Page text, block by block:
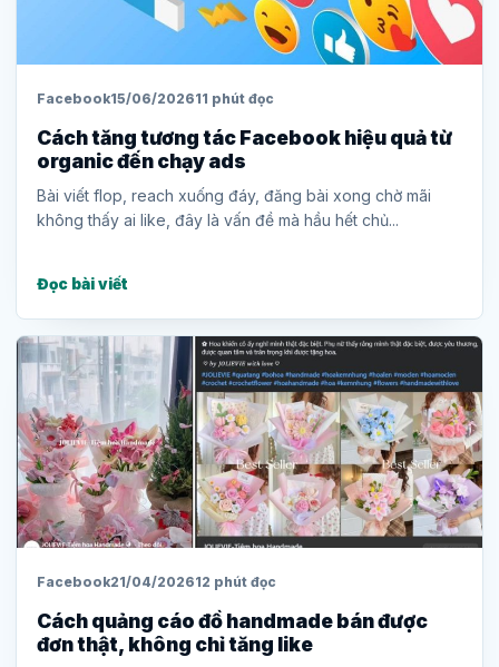
Facebook15/06/202611 phút đọc
Cách tăng tương tác Facebook hiệu quả từ
organic đến chạy ads
Bài viết flop, reach xuống đáy, đăng bài xong chờ mãi
không thấy ai like, đây là vấn đề mà hầu hết chủ...
Đọc bài viết
Facebook21/04/202612 phút đọc
Cách quảng cáo đồ handmade bán được
đơn thật, không chỉ tăng like